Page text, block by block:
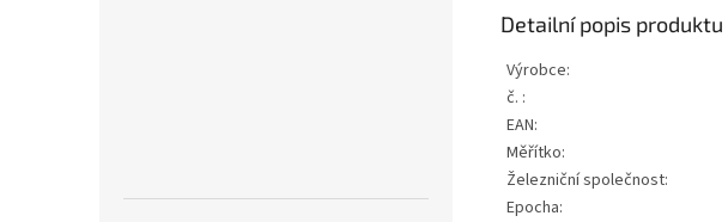
Detailní popis produktu
Výrobce:
č. :
EAN:
Měřítko:
Železniční společnost:
Epocha: